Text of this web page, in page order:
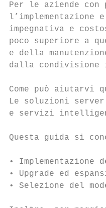
Per le aziende
l’implementazione
impegnativa e
poco superiore a
e della
dalla
Come può aiutarvi
Le soluzioni
e servizi
Questa guida si
• Implementazione
• Upgrade ed
• Selezione del